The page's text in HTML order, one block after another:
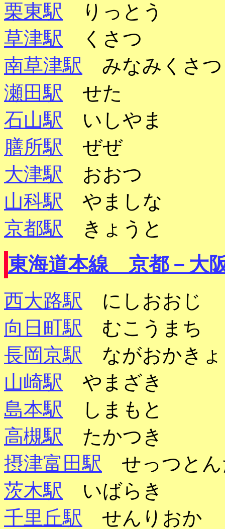
栗東駅 りっとう
草津駅 くさつ
南草津駅 みなみくさ
瀬田駅 せた
石山駅 いしやま
膳所駅 ぜぜ
大津駅 おおつ
山科駅 やましな
京都駅 きょうと
東海道本線 京都－大
西大路駅 にしおおじ
向日町駅 むこうまち
長岡京駅 ながおかき
山崎駅 やまざき
島本駅 しまもと
高槻駅 たかつき
摂津富田駅 せっつと
茨木駅 いばらき
千里丘駅 せんりおか